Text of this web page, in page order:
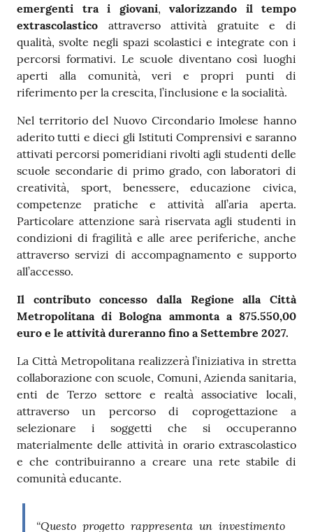
emergenti tra i giovani, valorizzando il tempo
extrascolastico attraverso attività gratuite e di
qualità, svolte negli spazi scolastici e integrate con i
percorsi formativi. Le scuole diventano così luoghi
aperti alla comunità, veri e propri punti di
riferimento per la crescita, l’inclusione e la socialità.
Nel territorio del Nuovo Circondario Imolese hanno
aderito tutti e dieci gli Istituti Comprensivi e saranno
attivati percorsi pomeridiani rivolti agli studenti delle
scuole secondarie di primo grado, con laboratori di
creatività, sport, benessere, educazione civica,
competenze pratiche e attività all’aria aperta.
Particolare attenzione sarà riservata agli studenti in
condizioni di fragilità e alle aree periferiche, anche
attraverso servizi di accompagnamento e supporto
all’accesso.
Il contributo concesso dalla Regione alla Città
Metropolitana di Bologna ammonta a 875.550,00
euro e le attività dureranno fino a Settembre 2027.
La Città Metropolitana realizzerà l’iniziativa in stretta
collaborazione con scuole, Comuni, Azienda sanitaria,
enti de Terzo settore e realtà associative locali,
attraverso un percorso di coprogettazione a
selezionare i soggetti che si occuperanno
materialmente delle attività in orario extrascolastico
e che contribuiranno a creare una rete stabile di
comunità educante.
“Questo progetto rappresenta un investimento